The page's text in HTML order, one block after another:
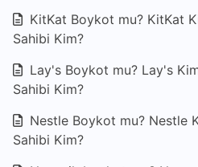
KitKat Boykot mu? KitKat
Sahibi Kim?
Lay's Boykot mu? Lay's
Sahibi Kim?
Nestle Boykot mu? Nestle
Sahibi Kim?